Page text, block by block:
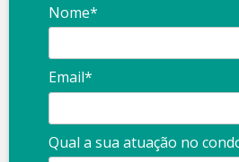
Nome*
Email*
Qual a sua atuação no